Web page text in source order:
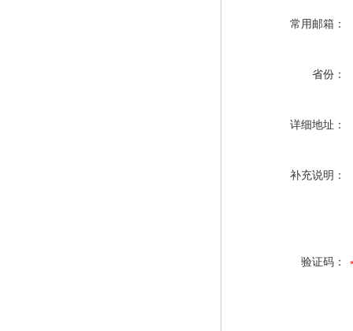
常用邮箱：
省份：
详细地址：
补充说明：
验证码：